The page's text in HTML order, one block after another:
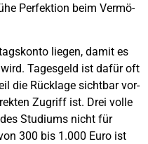
Per­fek­ti­on beim Ver­mö­
lie­gen, damit es
Tages­geld ist dafür oft
die Rück­la­ge sicht­bar vor­
Zugriff ist. Drei vol­le
Stu­di­ums nicht für
300 bis 1.000 Euro ist